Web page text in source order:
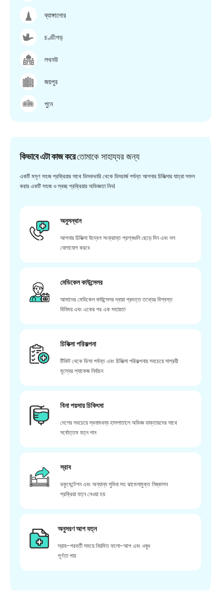
ব্যাঙ্গালোর
চণ্ডীগড়
লখনউ
জয়পুর
পুনে
কিভাবে এটা কাজ করেতোমাকে সাহায্যর জন্য
একটি মসৃণ সহজ প্রক্রিয়ার সাথে ডিসকভারি থেকে ডিসচার্জ পর্যন্ত আপনার চিকিত্সার যাত্রা সফল
করার একটি সহজ ও স্বচ্ছ প্রক্রিয়ার অভিজ্ঞতা নিন।
অনুসন্ধান
আপনার চিকিত্সা উদ্বেগ সংক্রান্ত প্রশ্নগুলি ছেড়ে দিন এবং দল
যোগাযোগ করবে
মেডিকেল কাউন্সেলর
আমাদের মেডিকেল কাউন্সেলর দ্বারা প্রদত্ত তথ্যের বিশ্বস্ত
বিনিময় এবং একের পর এক সহায়তা
চিকিত্সা পরিকল্পনা
টিকিট থেকে ভিসা পর্যন্ত এবং চিকিত্সা পরিকল্পনায় সবচেয়ে সাশ্রয়ী
মূল্যের প্যাকেজ নির্বাচন
বিনা পয়সায় চিকিৎসা
দেশের সবচেয়ে স্বনামধন্য হাসপাতালে অভিজ্ঞ ডাক্তারদের সাথে
সর্বোত্তম যত্ন পান
স্রাব
ডকুমেন্টেশন এবং অন্যান্য সুবিধা সহ ঝামেলামুক্ত নিষ্কাশন
প্রক্রিয়া যত্ন নেওয়া হয়
অনুসরণ আপ যত্ন
স্রাব-পরবর্তী সময়ে নিয়মিত ফলো-আপ এবং ওষুধ
পূর্ণতা পায়